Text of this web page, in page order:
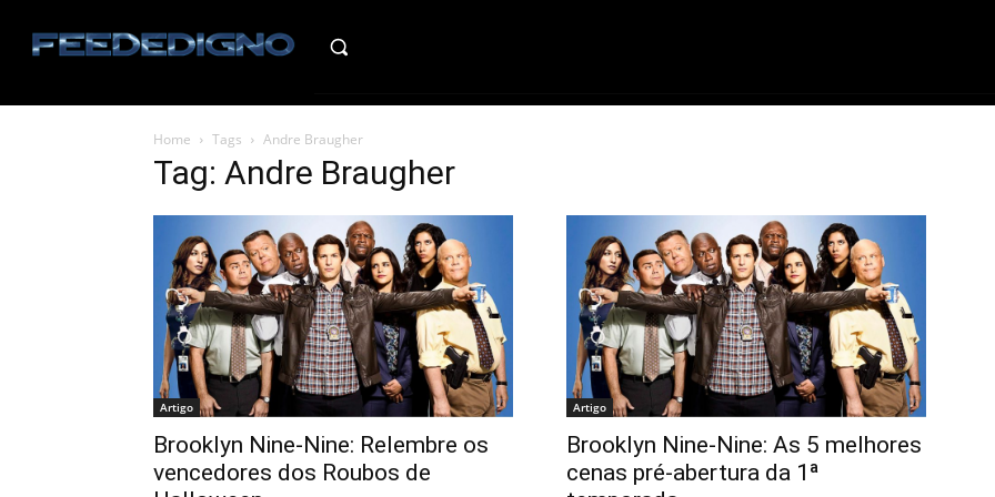
Home Tags Andre Braugher
Tag: Andre Braugher
Artigo
Brooklyn Nine-Nine: Relembre os
vencedores dos Roubos de
Artigo
Brooklyn Nine-Nine: As 5 melhores
cenas pré-abertura da 1ª